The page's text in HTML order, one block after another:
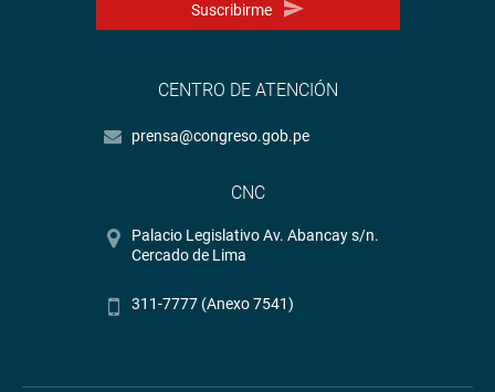
Suscribirme
CENTRO DE ATENCIÓN
prensa@congreso.gob.pe
CNC
Palacio Legislativo Av. Abancay s/n.
Cercado de Lima
311-7777 (Anexo 7541)